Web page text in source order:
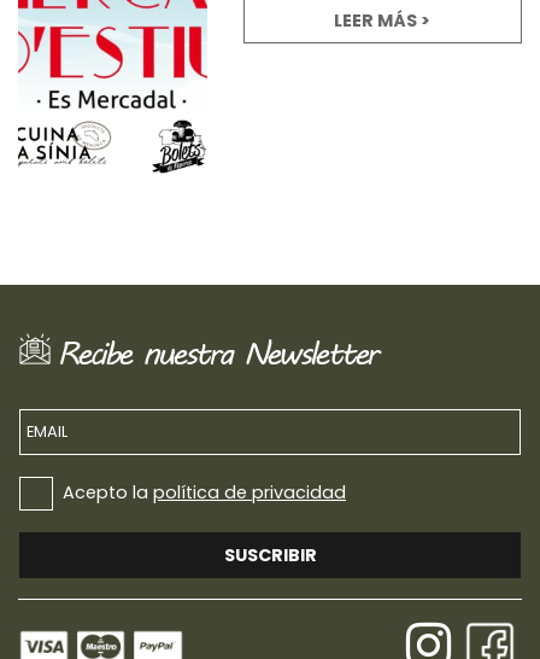
LEER MÁS >
Recibe nuestra Newsletter
EMAIL
Acepto la política de privacidad
SUSCRIBIR